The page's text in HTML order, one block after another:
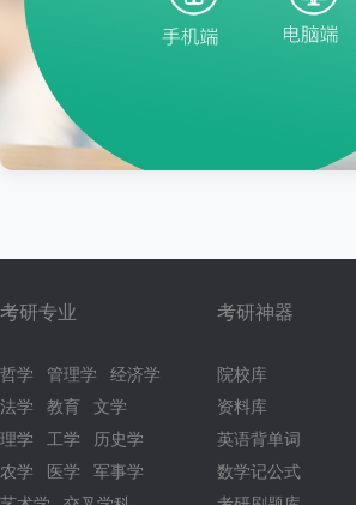
考研专业
哲学 管理学
经济学
法学
教育
文学
理学
工学
历史学
农学
医学
军事学
考研神器
院校库
资料库
英语背单词
数学记公式